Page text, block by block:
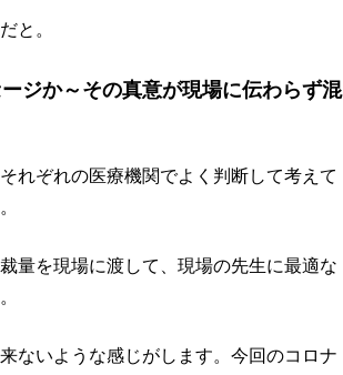
と。
ジか～その真意が現場に伝わらず混
れぞれの医療機関でよく判断して考えて
量を現場に渡して、現場の先生に最適な
ないような感じがします。今回のコロナ